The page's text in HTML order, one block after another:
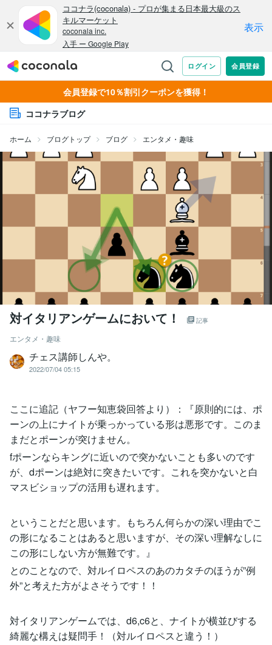
会員登録で10％割引クーポンを獲得！
ココナラブログ
ホーム ブログトップ ブログ エンタメ・趣味
対イタリアンゲームにおいて！ 記事
エンタメ・趣味
チェス講師しんや。
2022/07/04 05:15
ここに追記（ヤフー知恵袋回答より）：『原則的には、ポ
ーンの上にナイトが乗っかっている形は悪形です。このま
まだとポーンが突けません。
fポーンならキングに近いので突かないことも多いのです
が、dポーンは絶対に突きたいです。これを突かないと白
マスビショップの活用も遅れます。
ということだと思います。もちろん何らかの深い理由でこ
の形になることはあると思いますが、その深い理解なしに
この形にしない方が無難です。』
とのことなので、対ルイロペスのあのカタチのほうが”例
外”と考えた方がよさそうです！！
対イタリアンゲームでは、d6,c6と、ナイトが横並びする
綺麗な構えは疑問手！（対ルイロペスと違う！）